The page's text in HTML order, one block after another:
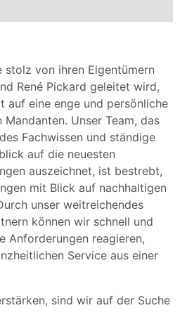
stolz von ihren Eigentümern
René Pickard geleitet wird,
auf eine enge und persönliche
Mandanten. Unser Team, das
Fachwissen und ständige
auf die neuesten
auszeichnet, ist bestrebt,
mit Blick auf nachhaltigen
unser weitreichendes
können wir schnell und
Anforderungen reagieren,
Service aus einer
sind wir auf der Suche